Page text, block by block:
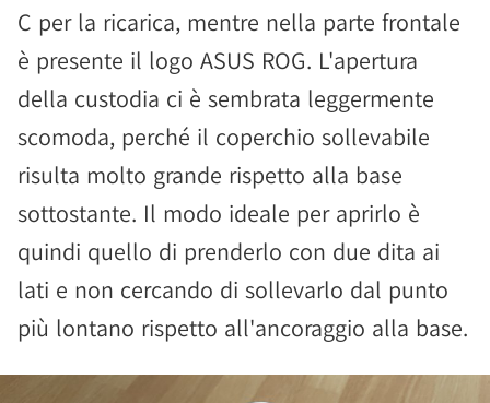
C per la ricarica, mentre nella parte frontale
è presente il logo ASUS ROG. L'apertura
della custodia ci è sembrata leggermente
scomoda, perché il coperchio sollevabile
risulta molto grande rispetto alla base
sottostante. Il modo ideale per aprirlo è
quindi quello di prenderlo con due dita ai
lati e non cercando di sollevarlo dal punto
più lontano rispetto all'ancoraggio alla base.